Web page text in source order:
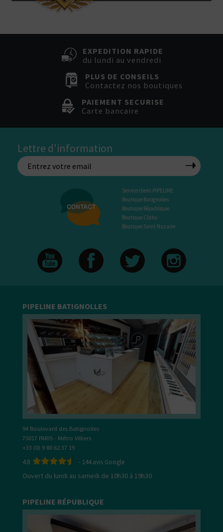
EXPEDITION RAPIDE
du lundi au vendredi
PLUS DE CONSEILS
Contactez nos boutiques
PAIEMENT SECURISE
Carte bancaire
Lettre d'information
Service client PIPELINE
Boutique Batignolles
Boutique République
Boutique Clichy
Boutique Saint Nazaire
PIPELINE BATIGNOLLES
94 Boulevard des Batignolles
75017 PARIS - Métro Villiers
+33 (0) 9 80 62 37 19
4.8 - 144avis Google
Ouvert du lundi au samedi de 10h30 à 19h30
PIPELINE RÉPUBLIQUE